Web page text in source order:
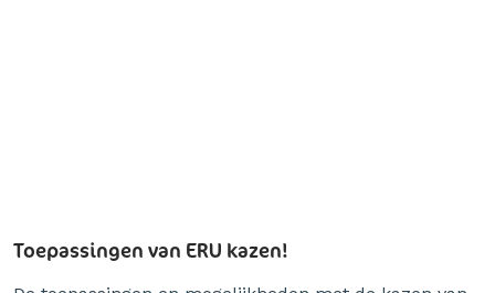
Toepassingen van ERU kazen!